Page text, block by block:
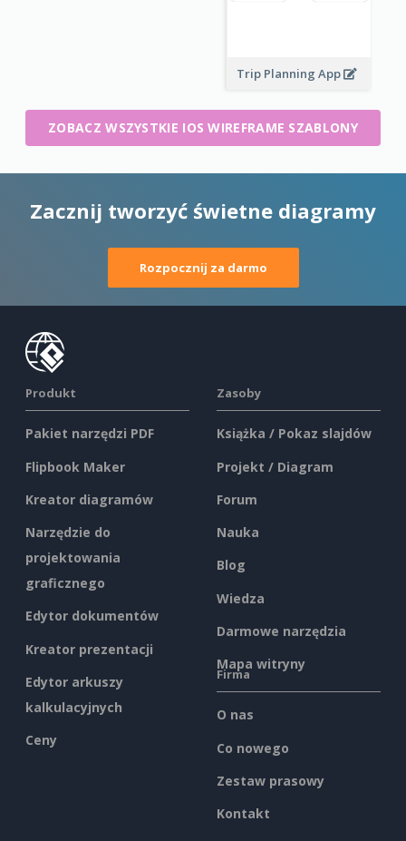
Trip Planning App
ZOBACZ WSZYSTKIE IOS WIREFRAME SZABLONY
Zacznij tworzyć świetne diagramy
Rozpocznij za darmo
Produkt
Pakiet narzędzi PDF
Flipbook Maker
Kreator diagramów
Narzędzie do
projektowania
graficznego
Edytor dokumentów
Kreator prezentacji
Edytor arkuszy
kalkulacyjnych
Ceny
Zasoby
Książka / Pokaz slajdów
Projekt / Diagram
Forum
Nauka
Blog
Wiedza
Darmowe narzędzia
Mapa witryny
Firma
O nas
Co nowego
Zestaw prasowy
Kontakt